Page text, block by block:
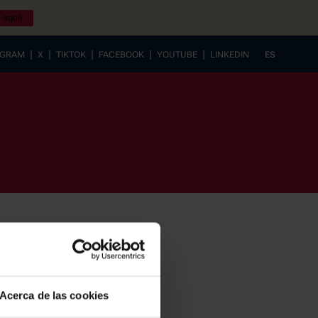
Acerca de las cookies
aquí!
| X | TIKTOK | FACEBOOK | YOUTUBE | LINKEDIN
ES